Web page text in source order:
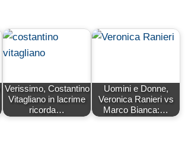
Verissimo, Costantino
Vitagliano in lacrime
ricorda…
Uomini e Donne,
Veronica Ranieri vs
Marco Bianca:…